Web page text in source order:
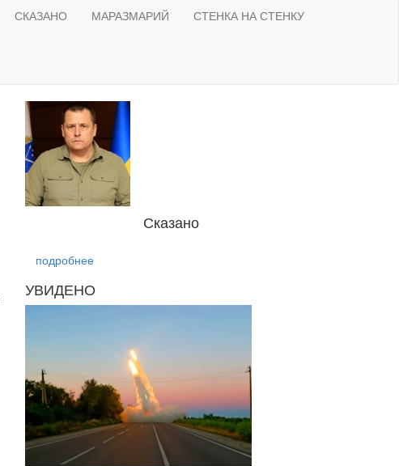
СКАЗАНО МАРАЗМАРИЙ СТЕНКА НА СТЕНКУ
Сказано
подробнее
УВИДЕНО